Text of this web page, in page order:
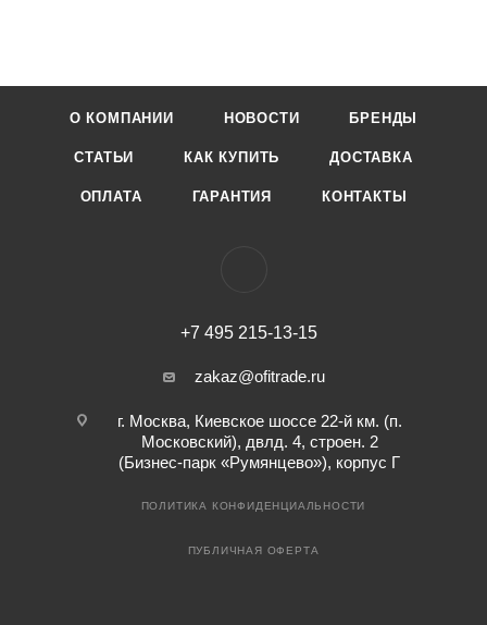
О КОМПАНИИ НОВОСТИ БРЕНДЫ
СТАТЬИ КАК КУПИТЬ ДОСТАВКА
ОПЛАТА ГАРАНТИЯ КОНТАКТЫ
+7 495 215-13-15
zakaz@ofitrade.ru
г. Москва, Киевское шоссе 22-й км. (п.
Московский), двлд. 4, строен. 2
(Бизнес-парк «Румянцево»), корпус Г
ПОЛИТИКА КОНФИДЕНЦИАЛЬНОСТИ
ПУБЛИЧНАЯ ОФЕРТА